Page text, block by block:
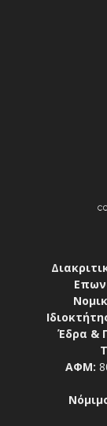
Έδρα &
ΑΦΜ: